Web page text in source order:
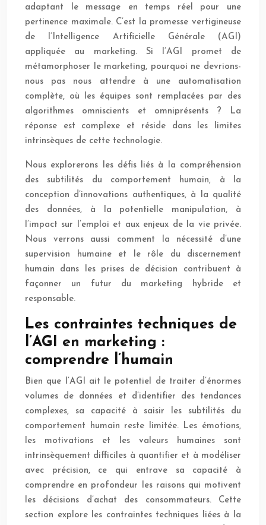
adaptant le message en temps réel pour une
pertinence maximale. C’est la promesse vertigineuse
de l’Intelligence Artificielle Générale (AGI)
appliquée au marketing. Si l’AGI promet de
métamorphoser le marketing, pourquoi ne devrions-
nous pas nous attendre à une automatisation
complète, où les équipes sont remplacées par des
algorithmes omniscients et omniprésents ? La
réponse est complexe et réside dans les limites
intrinsèques de cette technologie.
Nous explorerons les défis liés à la compréhension
des subtilités du comportement humain, à la
conception d’innovations authentiques, à la qualité
des données, à la potentielle manipulation, à
l’impact sur l’emploi et aux enjeux de la vie privée.
Nous verrons aussi comment la nécessité d’une
supervision humaine et le rôle du discernement
humain dans les prises de décision contribuent à
façonner un futur du marketing hybride et
responsable.
Les contraintes techniques de
l’AGI en marketing :
comprendre l’humain
Bien que l’AGI ait le potentiel de traiter d’énormes
volumes de données et d’identifier des tendances
complexes, sa capacité à saisir les subtilités du
comportement humain reste limitée. Les émotions,
les motivations et les valeurs humaines sont
intrinsèquement difficiles à quantifier et à modéliser
avec précision, ce qui entrave sa capacité à
comprendre en profondeur les raisons qui motivent
les décisions d’achat des consommateurs. Cette
section explore les contraintes techniques liées à la